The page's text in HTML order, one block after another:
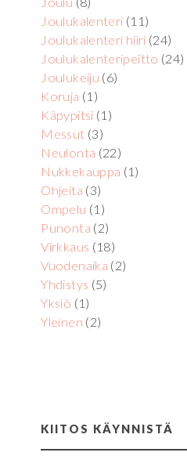
Joulukalenteri (11)
Joulukalenteri hiiri (24)
Joulukalenteripeitto (24)
Joulukeiju (6)
Koruja (1)
Käpypitsi (1)
Messut (3)
Neulonta (22)
Nukkekauppa (1)
Ohjeita (3)
Ompelu (1)
Punonta (2)
Virkkaus (18)
Vuodenaika (2)
Yhdistys (5)
Yksiö (1)
Yleinen (2)
KIITOS KÄYNNISTÄ